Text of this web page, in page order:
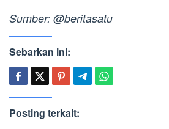
Sumber: @beritasatu
Sebarkan ini:
Posting terkait: